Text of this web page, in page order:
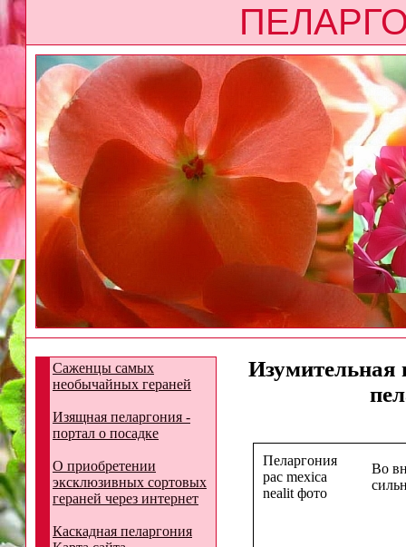
Саженцы самых
необычайных гераней
Изящная пеларгония -
портал о посадке
О приобретении
эксклюзивных сортовых
гераней через интернет
Каскадная пеларгония
Изумительная
Пеларгония
pac mexica
nealit фото
Во